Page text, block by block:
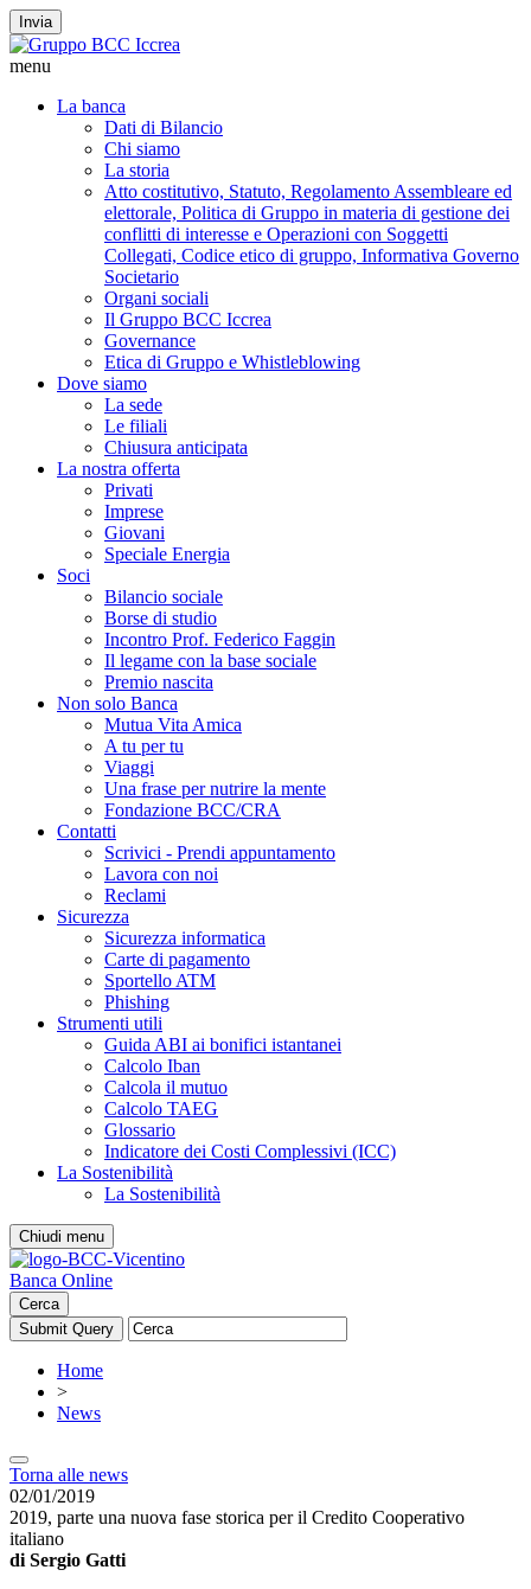
Invia
menu
La banca
Dati di Bilancio
Chi siamo
La storia
Atto costitutivo, Statuto, Regolamento Assembleare ed
elettorale, Politica di Gruppo in materia di gestione dei
conflitti di interesse e Operazioni con Soggetti
Collegati, Codice etico di gruppo, Informativa Governo
Societario
Organi sociali
Il Gruppo BCC Iccrea
Governance
Etica di Gruppo e Whistleblowing
Dove siamo
La sede
Le filiali
Chiusura anticipata
La nostra offerta
Privati
Imprese
Giovani
Speciale Energia
Soci
Bilancio sociale
Borse di studio
Incontro Prof. Federico Faggin
Il legame con la base sociale
Premio nascita
Non solo Banca
Mutua Vita Amica
A tu per tu
Viaggi
Una frase per nutrire la mente
Fondazione BCC/CRA
Contatti
Scrivici - Prendi appuntamento
Lavora con noi
Reclami
Sicurezza
Sicurezza informatica
Carte di pagamento
Sportello ATM
Phishing
Strumenti utili
Guida ABI ai bonifici istantanei
Calcolo Iban
Calcola il mutuo
Calcolo TAEG
Glossario
Indicatore dei Costi Complessivi (ICC)
La Sostenibilità
La Sostenibilità
Chiudi menu
Banca Online
Cerca
Home
>
News
Torna alle news
02/01/2019
2019, parte una nuova fase storica per il Credito Cooperativo
italiano
di Sergio Gatti